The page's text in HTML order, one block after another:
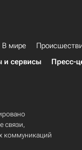
В мире
и сервисы Пресс-
связи,
коммуникаций